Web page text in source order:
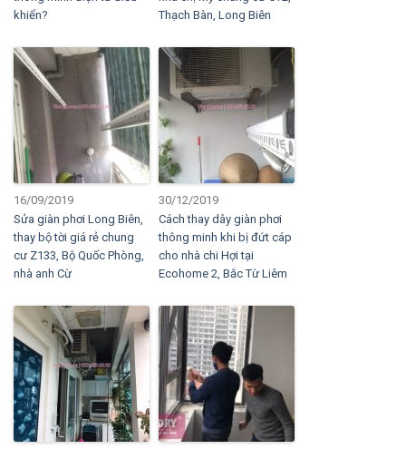
khiển?
Thạch Bàn, Long Biên
16/09/2019
Sửa giàn phơi Long Biên,
thay bộ tời giá rẻ chung
cư Z133, Bộ Quốc Phòng,
nhà anh Cừ
30/12/2019
Cách thay dây giàn phơi
thông minh khi bị đứt cáp
cho nhà chi Hợi tại
Ecohome 2, Bắc Từ Liêm